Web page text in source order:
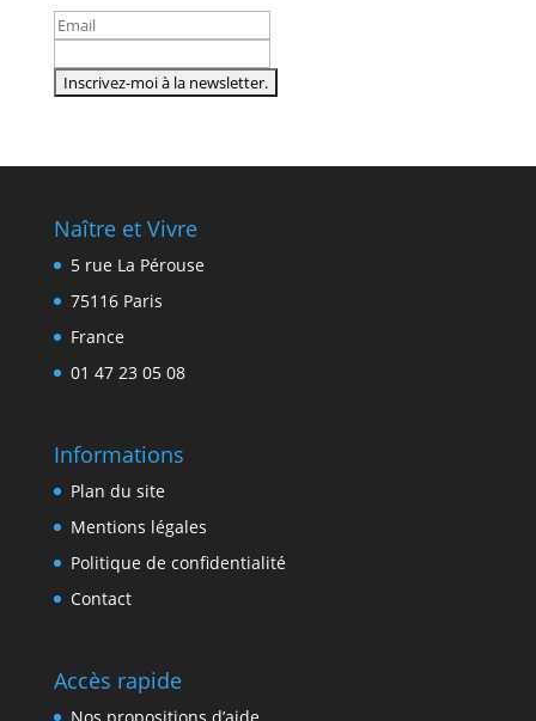
Naître et Vivre
5 rue La Pérouse
75116 Paris
France
01 47 23 05 08
Informations
Plan du site
Mentions légales
Politique de confidentialité
Contact
Accès rapide